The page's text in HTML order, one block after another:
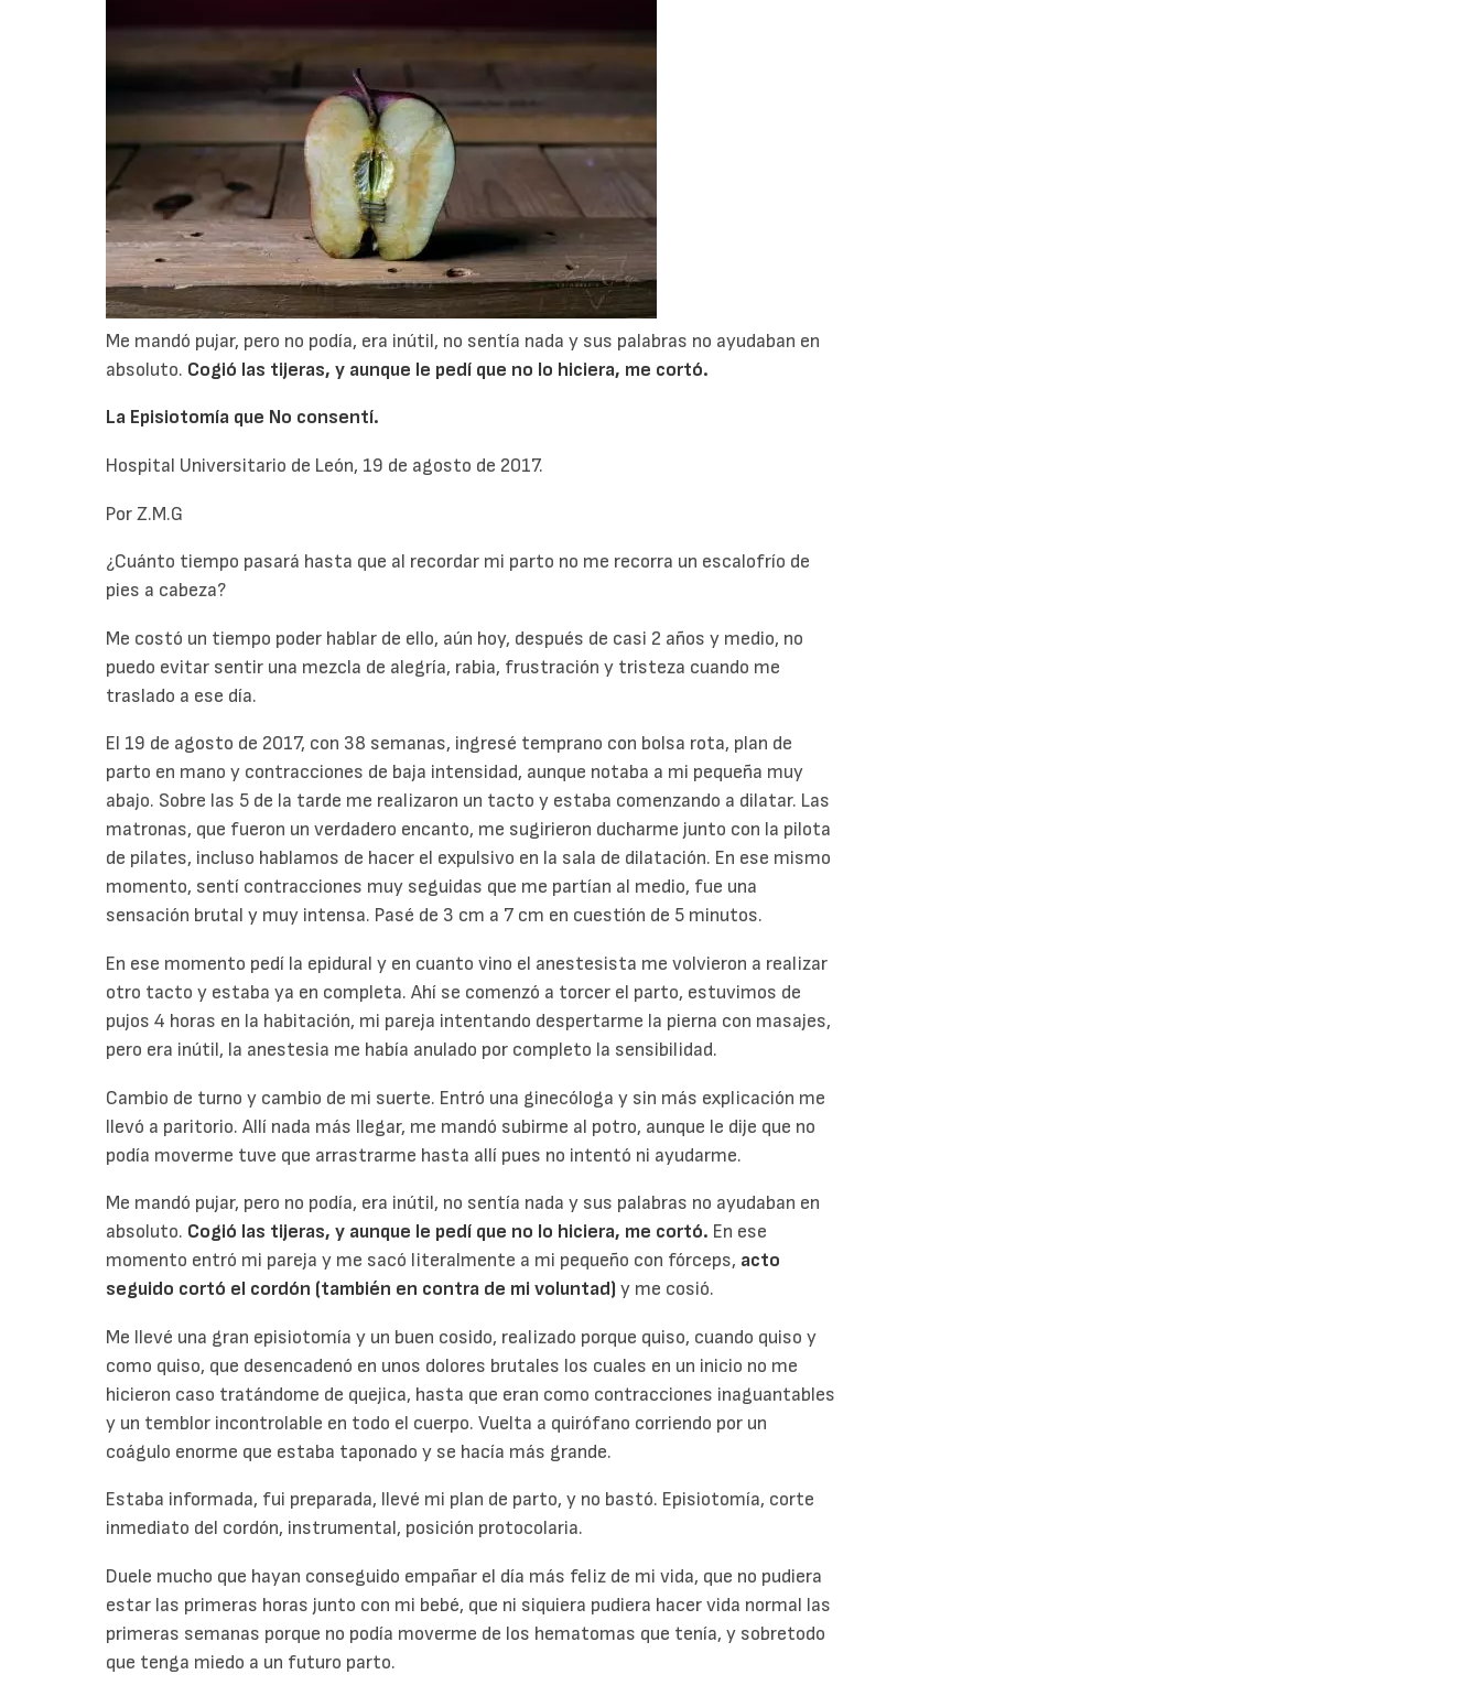
Me mandó pujar, pero no podía, era inútil, no sentía nada y sus palabras no ayudaban en
absoluto. Cogió las tijeras, y aunque le pedí que no lo hiciera, me cortó.
La Episiotomía que No consentí.
Hospital Universitario de León, 19 de agosto de 2017.
Por Z.M.G
¿Cuánto tiempo pasará hasta que al recordar mi parto no me recorra un escalofrío de
pies a cabeza?
Me costó un tiempo poder hablar de ello, aún hoy, después de casi 2 años y medio, no
puedo evitar sentir una mezcla de alegría, rabia, frustración y tristeza cuando me
traslado a ese día.
El 19 de agosto de 2017, con 38 semanas, ingresé temprano con bolsa rota, plan de
parto en mano y contracciones de baja intensidad, aunque notaba a mi pequeña muy
abajo. Sobre las 5 de la tarde me realizaron un tacto y estaba comenzando a dilatar. Las
matronas, que fueron un verdadero encanto, me sugirieron ducharme junto con la pilota
de pilates, incluso hablamos de hacer el expulsivo en la sala de dilatación. En ese mismo
momento, sentí contracciones muy seguidas que me partían al medio, fue una
sensación brutal y muy intensa. Pasé de 3 cm a 7 cm en cuestión de 5 minutos.
En ese momento pedí la epidural y en cuanto vino el anestesista me volvieron a realizar
otro tacto y estaba ya en completa. Ahí se comenzó a torcer el parto, estuvimos de
pujos 4 horas en la habitación, mi pareja intentando despertarme la pierna con masajes,
pero era inútil, la anestesia me había anulado por completo la sensibilidad.
Cambio de turno y cambio de mi suerte. Entró una ginecóloga y sin más explicación me
llevó a paritorio. Allí nada más llegar, me mandó subirme al potro, aunque le dije que no
podía moverme tuve que arrastrarme hasta allí pues no intentó ni ayudarme.
Me mandó pujar, pero no podía, era inútil, no sentía nada y sus palabras no ayudaban en
absoluto. Cogió las tijeras, y aunque le pedí que no lo hiciera, me cortó. En ese
momento entró mi pareja y me sacó literalmente a mi pequeño con fórceps, acto
seguido cortó el cordón (también en contra de mi voluntad) y me cosió.
Me llevé una gran episiotomía y un buen cosido, realizado porque quiso, cuando quiso y
como quiso, que desencadenó en unos dolores brutales los cuales en un inicio no me
hicieron caso tratándome de quejica, hasta que eran como contracciones inaguantables
y un temblor incontrolable en todo el cuerpo. Vuelta a quirófano corriendo por un
coágulo enorme que estaba taponado y se hacía más grande.
Estaba informada, fui preparada, llevé mi plan de parto, y no bastó. Episiotomía, corte
inmediato del cordón, instrumental, posición protocolaria.
Duele mucho que hayan conseguido empañar el día más feliz de mi vida, que no pudiera
estar las primeras horas junto con mi bebé, que ni siquiera pudiera hacer vida normal las
primeras semanas porque no podía moverme de los hematomas que tenía, y sobretodo
que tenga miedo a un futuro parto.